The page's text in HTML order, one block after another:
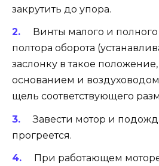
закрутить до упора.
Винты малого и полного
полтора оборота
заслонку в такое
основанием и воздуховодом
щель соответствующего
Завести мотор и
прогреется.
При работающем